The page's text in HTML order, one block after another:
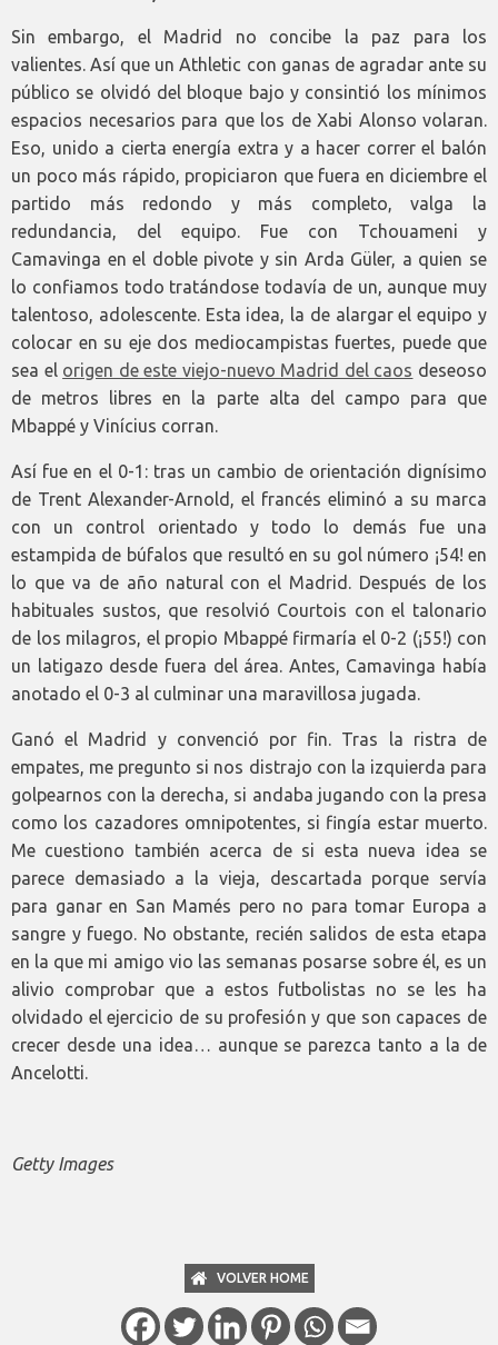
Sin embargo, el Madrid no concibe la paz para los
valientes. Así que un Athletic con ganas de agradar ante su
público se olvidó del bloque bajo y consintió los mínimos
espacios necesarios para que los de Xabi Alonso volaran.
Eso, unido a cierta energía extra y a hacer correr el balón
un poco más rápido, propiciaron que fuera en diciembre el
partido más redondo y más completo, valga la
redundancia, del equipo. Fue con Tchouameni y
Camavinga en el doble pivote y sin Arda Güler, a quien se
lo confiamos todo tratándose todavía de un, aunque muy
talentoso, adolescente. Esta idea, la de alargar el equipo y
colocar en su eje dos mediocampistas fuertes, puede que
sea el origen de este viejo-nuevo Madrid del caos deseoso
de metros libres en la parte alta del campo para que
Mbappé y Vinícius corran.
Así fue en el 0-1: tras un cambio de orientación dignísimo
de Trent Alexander-Arnold, el francés eliminó a su marca
con un control orientado y todo lo demás fue una
estampida de búfalos que resultó en su gol número ¡54! en
lo que va de año natural con el Madrid. Después de los
habituales sustos, que resolvió Courtois con el talonario
de los milagros, el propio Mbappé firmaría el 0-2 (¡55!) con
un latigazo desde fuera del área. Antes, Camavinga había
anotado el 0-3 al culminar una maravillosa jugada.
Ganó el Madrid y convenció por fin. Tras la ristra de
empates, me pregunto si nos distrajo con la izquierda para
golpearnos con la derecha, si andaba jugando con la presa
como los cazadores omnipotentes, si fingía estar muerto.
Me cuestiono también acerca de si esta nueva idea se
parece demasiado a la vieja, descartada porque servía
para ganar en San Mamés pero no para tomar Europa a
sangre y fuego. No obstante, recién salidos de esta etapa
en la que mi amigo vio las semanas posarse sobre él, es un
alivio comprobar que a estos futbolistas no se les ha
olvidado el ejercicio de su profesión y que son capaces de
crecer desde una idea… aunque se parezca tanto a la de
Ancelotti.
Getty Images
VOLVER HOME